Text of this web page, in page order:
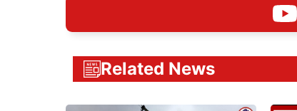
Related News